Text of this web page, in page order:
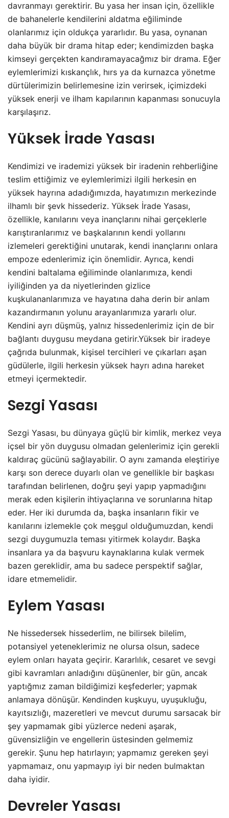
davranmayı gerektirir. Bu yasa her insan için, özellikle
de bahanelerle kendilerini aldatma eğiliminde
olanlarımız için oldukça yararlıdır. Bu yasa, oynanan
daha büyük bir drama hitap eder; kendimizden başka
kimseyi gerçekten kandıramayacağmız bir drama. Eğer
eylemlerimizi kıskançlık, hırs ya da kurnazca yönetme
dürtülerimizin belirlemesine izin verirsek, içimizdeki
yüksek enerji ve ilham kapılarının kapanması sonucuyla
karşılaşırız.
Yüksek İrade Yasası
Kendimizi ve irademizi yüksek bir iradenin rehberliğine
teslim ettiğimiz ve eylemlerimizi ilgili herkesin en
yüksek hayrına adadığımızda, hayatımızın merkezinde
ilhamlı bir şevk hissederiz. Yüksek İrade Yasası,
özellikle, kanılarını veya inançlarını nihai gerçeklerle
karıştıranlarımız ve başkalarının kendi yollarını
izlemeleri gerektiğini unutarak, kendi inançlarını onlara
empoze edenlerimiz için önemlidir. Ayrıca, kendi
kendini baltalama eğiliminde olanlarımıza, kendi
iyiliğinden ya da niyetlerinden gizlice
kuşkulananlarımıza ve hayatına daha derin bir anlam
kazandırmanın yolunu arayanlarımıza yararlı olur.
Kendini ayrı düşmüş, yalnız hissedenlerimiz için de bir
bağlantı duygusu meydana getirir.Yüksek bir iradeye
çağrıda bulunmak, kişisel tercihleri ve çıkarları aşan
güdülerle, ilgili herkesin yüksek hayrı adına hareket
etmeyi içermektedir.
Sezgi Yasası
Sezgi Yasası, bu dünyaya güçlü bir kimlik, merkez veya
içsel bir yön duygusu olmadan gelenlerimiz için gerekli
kaldıraç gücünü sağlayabilir. O aynı zamanda eleştiriye
karşı son derece duyarlı olan ve genellikle bir başkası
tarafından belirlenen, doğru şeyi yapıp yapmadığını
merak eden kişilerin ihtiyaçlarına ve sorunlarına hitap
eder. Her iki durumda da, başka insanların fikir ve
kanılarını izlemekle çok meşgul olduğumuzdan, kendi
sezgi duygumuzla teması yitirmek kolaydır. Başka
insanlara ya da başvuru kaynaklarına kulak vermek
bazen gereklidir, ama bu sadece perspektif sağlar,
idare etmemelidir.
Eylem Yasası
Ne hissedersek hissederlim, ne bilirsek bilelim,
potansiyel yeteneklerimiz ne olursa olsun, sadece
eylem onları hayata geçirir. Kararlılık, cesaret ve sevgi
gibi kavramları anladığını düşünenler, bir gün, ancak
yaptığmız zaman bildiğimizi keşfederler; yapmak
anlamaya dönüşür. Kendinden kuşkuyu, uyuşukluğu,
kayıtsızlığı, mazeretleri ve mevcut durumu sarsacak bir
şey yapmamak gibi yüzlerce nedeni aşarak,
güvensizliğin ve engellerin üstesinden gelmemiz
gerekir. Şunu hep hatırlayın; yapmamız gereken şeyi
yapmamaız, onu yapmayıp iyi bir neden bulmaktan
daha iyidir.
Devreler Yasası